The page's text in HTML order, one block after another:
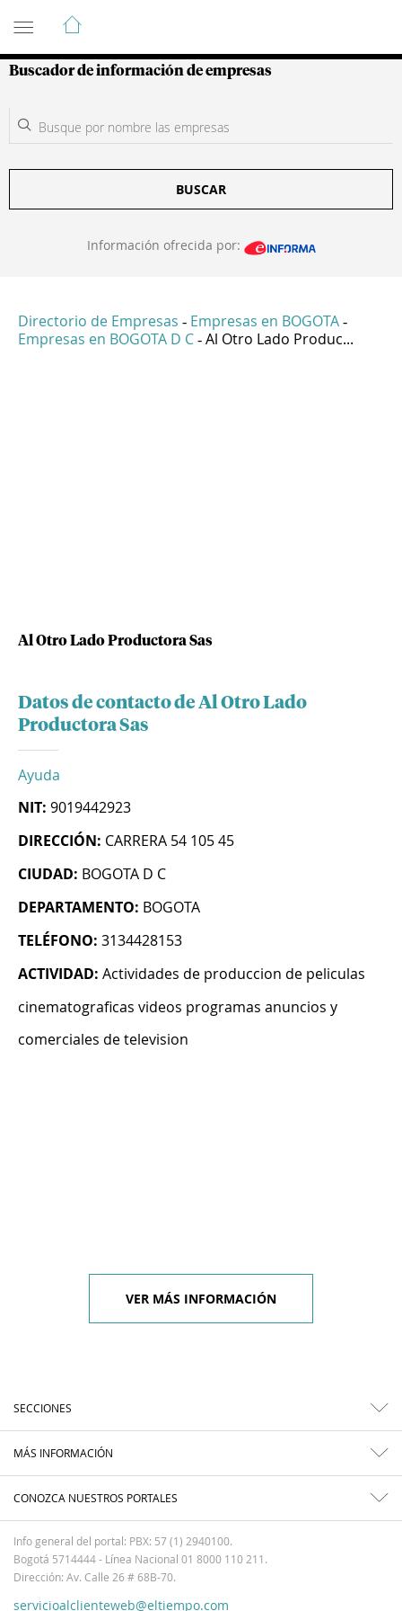
Guía de Empresas Colombianas
Buscador de información de empresas
BUSCAR
Información ofrecida por:
Directorio de Empresas - Empresas en BOGOTA -
Empresas en BOGOTA D C - Al Otro Lado Produc...
Al Otro Lado Productora Sas
Datos de contacto de Al Otro Lado
Productora Sas
Ayuda
NIT: 9019442923
DIRECCIÓN: CARRERA 54 105 45
CIUDAD: BOGOTA D C
DEPARTAMENTO: BOGOTA
TELÉFONO: 3134428153
ACTIVIDAD: Actividades de produccion de peliculas
cinematograficas videos programas anuncios y
comerciales de television
VER MÁS INFORMACIÓN
SECCIONES
MÁS INFORMACIÓN
CONOZCA NUESTROS PORTALES
Info general del portal: PBX: 57 (1) 2940100.
Bogotá 5714444 - Línea Nacional 01 8000 110 211.
Dirección: Av. Calle 26 # 68B-70.
servicioalclienteweb@eltiempo.com